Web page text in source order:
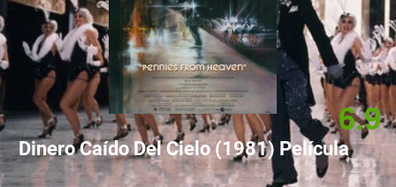
Dinero Caí­do Del Cielo (1981) Película
6.9